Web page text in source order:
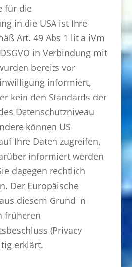
für die
in die USA ist Ihre
Art. 49 Abs 1 lit a iVm
in Verbindung mit
bereits vor
informiert,
kein den Standards der
Datenschutzniveau
können US
Ihre Daten zugreifen,
informiert werden
dagegen rechtlich
Der Europäische
diesem Grund in
früheren
(Privacy
erklärt.